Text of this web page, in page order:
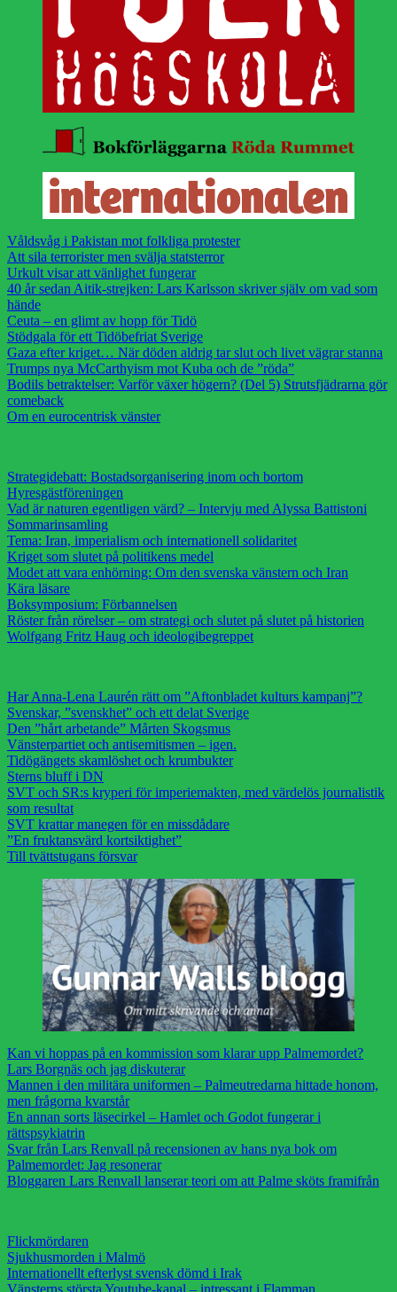
Våldsvåg i Pakistan mot folkliga protester
Att sila terrorister men svälja statsterror
Urkult visar att vänlighet fungerar
40 år sedan Aitik-strejken: Lars Karlsson skriver själv om vad som
hände
Ceuta – en glimt av hopp för Tidö
Stödgala för ett Tidöbefriat Sverige
Gaza efter kriget… När döden aldrig tar slut och livet vägrar stanna
Trumps nya McCarthyism mot Kuba och de ”röda”
Bodils betraktelser: Varför växer högern? (Del 5) Strutsfjädrarna gör
comeback
Om en eurocentrisk vänster
Strategidebatt: Bostadsorganisering inom och bortom
Hyresgästföreningen
Vad är naturen egentligen värd? – Intervju med Alyssa Battistoni
Sommarinsamling
Tema: Iran, imperialism och internationell solidaritet
Kriget som slutet på politikens medel
Modet att vara enhörning: Om den svenska vänstern och Iran
Kära läsare
Boksymposium: Förbannelsen
Röster från rörelser – om strategi och slutet på slutet på historien
Wolfgang Fritz Haug och ideologibegreppet
Har Anna-Lena Laurén rätt om ”Aftonbladet kulturs kampanj”?
Svenskar, ”svenskhet” och ett delat Sverige
Den ”hårt arbetande” Mårten Skogsmus
Vänsterpartiet och antisemitismen – igen.
Tidögängets skamlöshet och krumbukter
Sterns bluff i DN
SVT och SR:s kryperi för imperiemakten, med värdelös journalistik
som resultat
SVT krattar manegen för en missdådare
”En fruktansvärd kortsiktighet”
Till tvättstugans försvar
Kan vi hoppas på en kommission som klarar upp Palmemordet?
Lars Borgnäs och jag diskuterar
Mannen i den militära uniformen – Palmeutredarna hittade honom,
men frågorna kvarstår
En annan sorts läsecirkel – Hamlet och Godot fungerar i
rättspsykiatrin
Svar från Lars Renvall på recensionen av hans nya bok om
Palmemordet: Jag resonerar
Bloggaren Lars Renvall lanserar teori om att Palme sköts framifrån
Flickmördaren
Sjukhusmorden i Malmö
Internationellt efterlyst svensk dömd i Irak